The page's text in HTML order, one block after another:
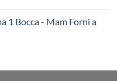
1 Bocca - Mam Forni a